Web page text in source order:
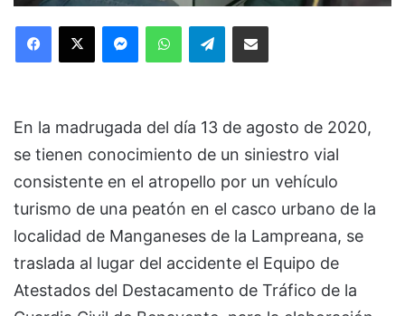
Facebook
X MessengerWhatsAppTelegramCompartir via Email
En la madrugada del día 13 de agosto de 2020,
se tienen conocimiento de un siniestro vial
consistente en el atropello por un vehículo
turismo de una peatón en el casco urbano de la
localidad de Manganeses de la Lampreana, se
traslada al lugar del accidente el Equipo de
Atestados del Destacamento de Tráfico de la